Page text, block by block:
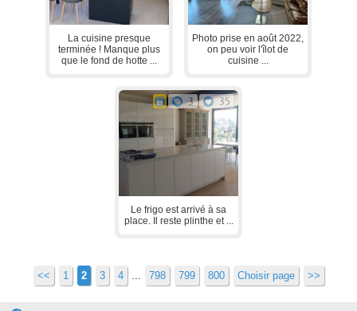
La cuisine presque
terminée ! Manque plus
que le fond de hotte ...
Photo prise en août 2022,
on peu voir l'îlot de
cuisine ...
3 35
Le frigo est arrivé à sa
place. Il reste plinthe et ...
<< 1 2 3 4 798 799 800 Choisir page >>